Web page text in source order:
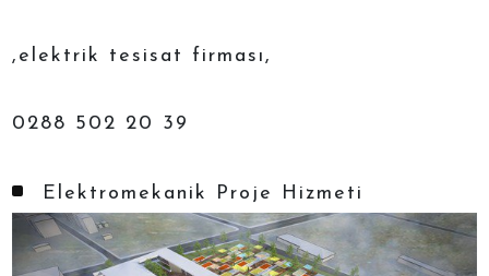
,elektrik tesisat firması,
0288 502 20 39
Elektromekanik Proje Hizmeti